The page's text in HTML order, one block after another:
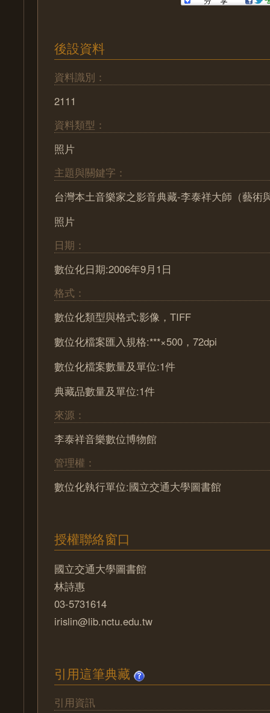
後設資料
資料識別：
2111
資料類型：
照片
主題與關鍵字：
台灣本土音樂家之影音典藏-李泰祥大師（藝術
照片
日期：
數位化日期:2006年9月1日
格式：
數位化類型與格式:影像，TIFF
數位化檔案匯入規格:***×500，72dpi
數位化檔案數量及單位:1件
典藏品數量及單位:1件
來源：
李泰祥音樂數位博物館
管理權：
數位化執行單位:國立交通大學圖書館
授權聯絡窗口
國立交通大學圖書館
林詩惠
03-5731614
irislin@lib.nctu.edu.tw
引用這筆典藏
引用資訊